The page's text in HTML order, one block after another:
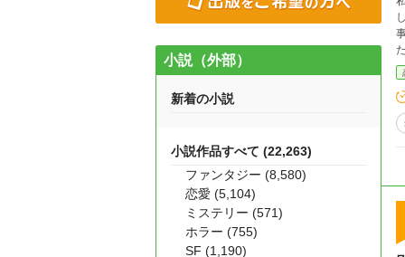
事で命
小説（外部）
新着の小説
小説作品すべて (22,263)
ファンタジー (8,580)
恋愛 (5,104)
ミステリー (571)
ホラー (755)
SF (1,190)